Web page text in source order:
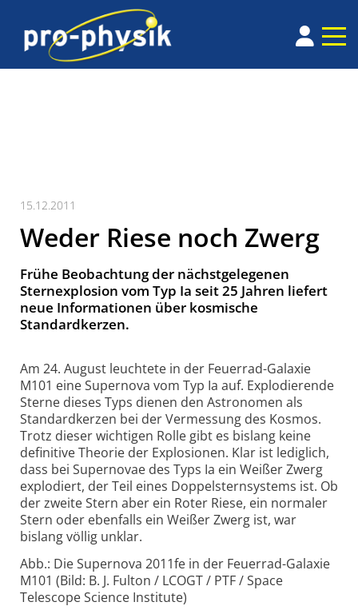
15.12.2011
Weder Riese noch Zwerg
Frühe Beobachtung der nächstgelegenen
Sternexplosion vom Typ Ia seit 25 Jahren liefert
neue Informationen über kosmische
Standardkerzen.
Am 24. August leuchtete in der Feuerrad-Galaxie
M101 eine Supernova vom Typ Ia auf. Explodierende
Sterne dieses Typs dienen den Astronomen als
Standardkerzen bei der Vermessung des Kosmos.
Trotz dieser wichtigen Rolle gibt es bislang keine
definitive Theorie der Explosionen. Klar ist lediglich,
dass bei Supernovae des Typs Ia ein Weißer Zwerg
explodiert, der Teil eines Doppelsternsystems ist. Ob
der zweite Stern aber ein Roter Riese, ein normaler
Stern oder ebenfalls ein Weißer Zwerg ist, war
bislang völlig unklar.
Abb.: Die Supernova 2011fe in der Feuerrad-Galaxie
M101 (Bild: B. J. Fulton / LCOGT / PTF / Space
Telescope Science Institute)